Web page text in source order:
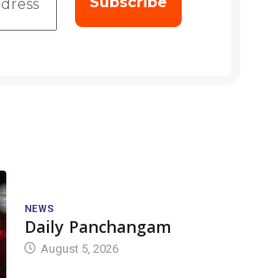
NEWS
Daily Panchangam
August 5, 2026